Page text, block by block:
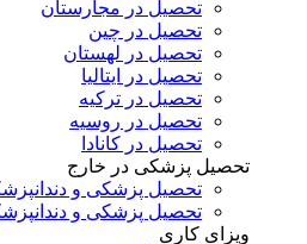
تحصیل در مجارستان
تحصیل در چین
تحصیل در لهستان
تحصیل در ایتالیا
تحصیل در ترکیه
تحصیل در روسیه
تحصیل در کانادا
تحصیل پزشکی در خارج
تحصیل پزشکی و
تحصیل پزشکی و
ویزای کاری